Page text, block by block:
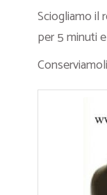
Sciogliamo il
per 5 minuti